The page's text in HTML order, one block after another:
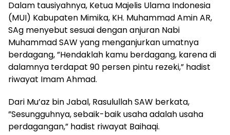
Dalam tausiyahnya, Ketua Majelis Ulama Indonesia
(MUI) Kabupaten Mimika, KH. Muhammad Amin AR,
SAg menyebut sesuai dengan anjuran Nabi
Muhammad SAW yang menganjurkan umatnya
berdagang, ”Hendaklah kamu berdagang, karena di
dalamnya terdapat 90 persen pintu rezeki,” hadist
riwayat Imam Ahmad.
Dari Mu’az bin Jabal, Rasulullah SAW berkata,
”Sesungguhnya, sebaik-baik usaha adalah usaha
perdagangan,” hadist riwayat Baihaqi.